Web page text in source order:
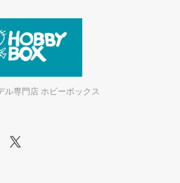
ル専門店 ホビーボックス